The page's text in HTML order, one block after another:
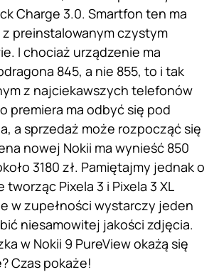
Charge 3.0. Smartfon ten ma
preinstalowanym czystym
I chociaż urządzenie ma
845, a nie 855, to i tak
z najciekawszych telefonów
premiera ma odbyć się pod
a sprzedaż może rozpocząć się
nowej Nokii ma wynieść 850
3180 zł. Pamiętajmy jednak o
Pixela 3 i Pixela 3 XL
w zupełności wystarczy jeden
niesamowitej jakości zdjęcia.
w Nokii 9 PureView okażą się
Czas pokaże!